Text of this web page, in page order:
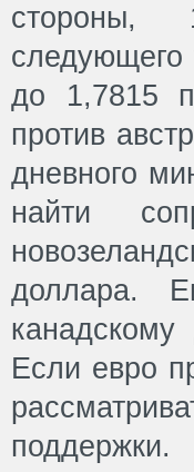
стороны,
следующего
до 1,7815
против
дневного
найти
доллара.
Если евро
поддержки.